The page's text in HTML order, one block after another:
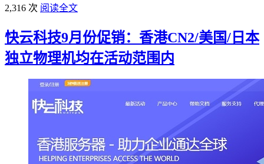
2,316 次 阅读全文
快云科技9月份促销：香港CN2/美国/日本
独立物理机均在活动范围内